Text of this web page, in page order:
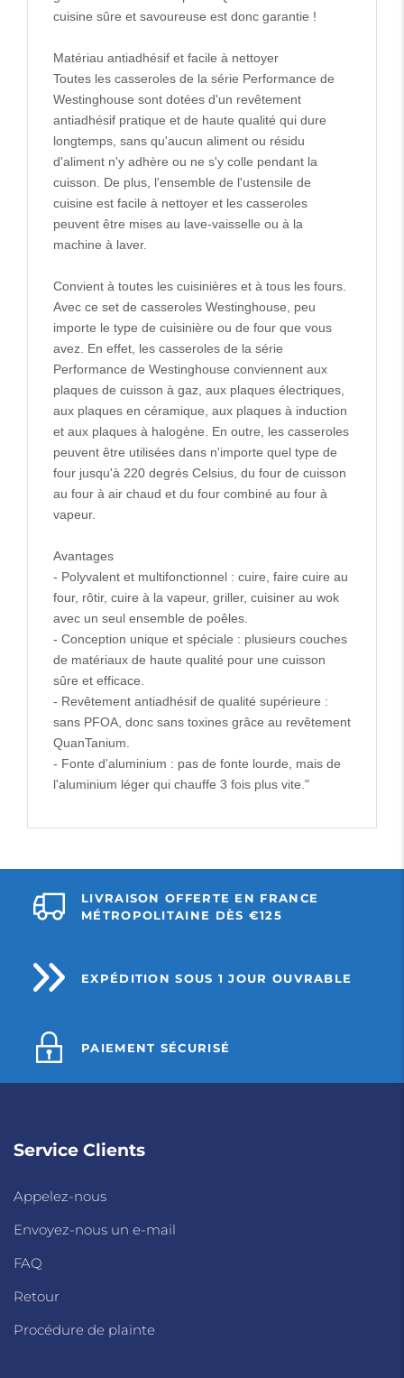
cuisine sûre et savoureuse est donc garantie !
Matériau antiadhésif et facile à nettoyer
Toutes les casseroles de la série Performance de
Westinghouse sont dotées d'un revêtement
antiadhésif pratique et de haute qualité qui dure
longtemps, sans qu'aucun aliment ou résidu
d'aliment n'y adhère ou ne s'y colle pendant la
cuisson. De plus, l'ensemble de l'ustensile de
cuisine est facile à nettoyer et les casseroles
peuvent être mises au lave-vaisselle ou à la
machine à laver.
Convient à toutes les cuisinières et à tous les fours.
Avec ce set de casseroles Westinghouse, peu
importe le type de cuisinière ou de four que vous
avez. En effet, les casseroles de la série
Performance de Westinghouse conviennent aux
plaques de cuisson à gaz, aux plaques électriques,
aux plaques en céramique, aux plaques à induction
et aux plaques à halogène. En outre, les casseroles
peuvent être utilisées dans n'importe quel type de
four jusqu'à 220 degrés Celsius, du four de cuisson
au four à air chaud et du four combiné au four à
vapeur.
Avantages
- Polyvalent et multifonctionnel : cuire, faire cuire au
four, rôtir, cuire à la vapeur, griller, cuisiner au wok
avec un seul ensemble de poêles.
- Conception unique et spéciale : plusieurs couches
de matériaux de haute qualité pour une cuisson
sûre et efficace.
- Revêtement antiadhésif de qualité supérieure :
sans PFOA, donc sans toxines grâce au revêtement
QuanTanium.
- Fonte d'aluminium : pas de fonte lourde, mais de
l'aluminium léger qui chauffe 3 fois plus vite."
LIVRAISON OFFERTE EN FRANCE
MÉTROPOLITAINE DÈS €125
EXPÉDITION SOUS 1 JOUR OUVRABLE
PAIEMENT SÉCURISÉ
Service Clients
Appelez-nous
Envoyez-nous un e-mail
FAQ
Retour
Procédure de plainte